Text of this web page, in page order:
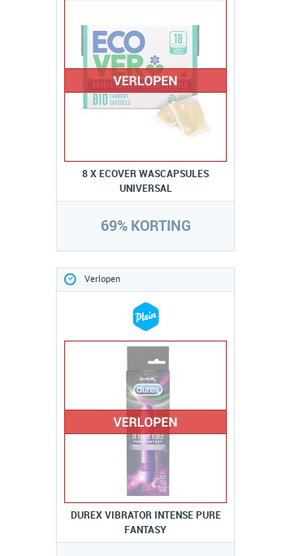
8 X ECOVER WASCAPSULES
UNIVERSAL
69% KORTING
Verlopen
DUREX VIBRATOR INTENSE PURE
FANTASY